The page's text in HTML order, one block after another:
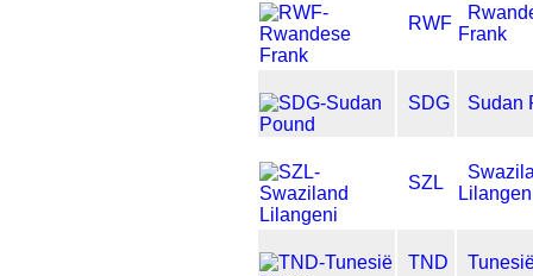
RWF
Frank
SDG Sudan
SZL
TND